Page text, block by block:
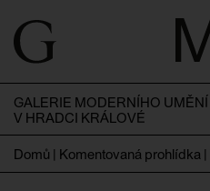
GALERIE MODERNÍHO UMĚNÍ
V HRADCI KRÁLOVÉ
Domů | Komentovaná prohlídka